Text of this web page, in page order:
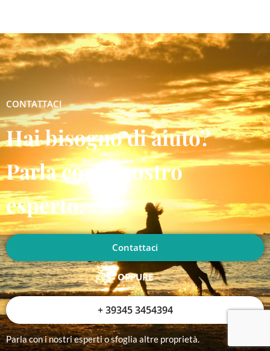
CONTATTACI
Hai bisogno di aiuto?
Parla con il nostro
esperto.
Contattaci
OPPURE
+ 39345 3454394
Parla con i nostri esperti o sfoglia altre proprietà.